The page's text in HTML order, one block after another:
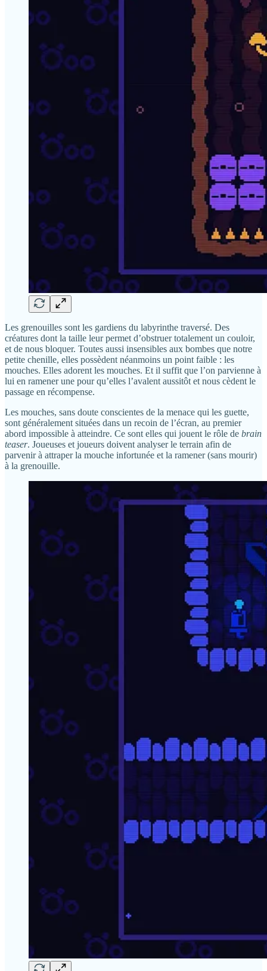
Les grenouilles sont les gardiens du labyrinthe traversé. Des
créatures dont la taille leur permet d’obstruer totalement un couloir,
et de nous bloquer. Toutes aussi insensibles aux bombes que notre
petite chenille, elles possèdent néanmoins un point faible : les
mouches. Elles adorent les mouches. Et il suffit que l’on parvienne à
lui en ramener une pour qu’elles l’avalent aussitôt et nous cèdent le
passage en récompense.
Les mouches, sans doute conscientes de la menace qui les guette,
sont généralement situées dans un recoin de l’écran, au premier
abord impossible à atteindre. Ce sont elles qui jouent le rôle de brain
teaser. Joueuses et joueurs doivent analyser le terrain afin de
parvenir à attraper la mouche infortunée et la ramener (sans mourir)
à la grenouille.